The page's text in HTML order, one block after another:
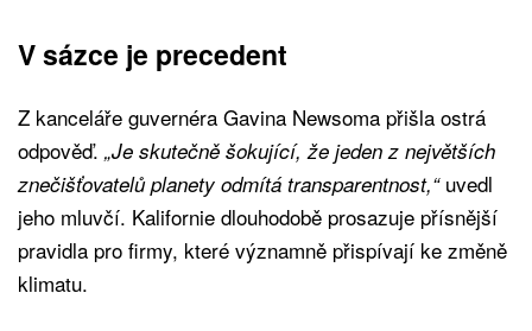
V sázce je precedent
Z kanceláře guvernéra Gavina Newsoma přišla ostrá
odpověď. „Je skutečně šokující, že jeden z největších
znečišťovatelů planety odmítá transparentnost,“uvedl
jeho mluvčí. Kalifornie dlouhodobě prosazuje přísnější
pravidla pro firmy, které významně přispívají ke změně
klimatu.